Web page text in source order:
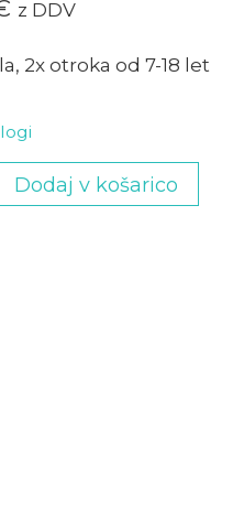
z DDV
2x otroka od 7-18 let
Dodaj v košarico